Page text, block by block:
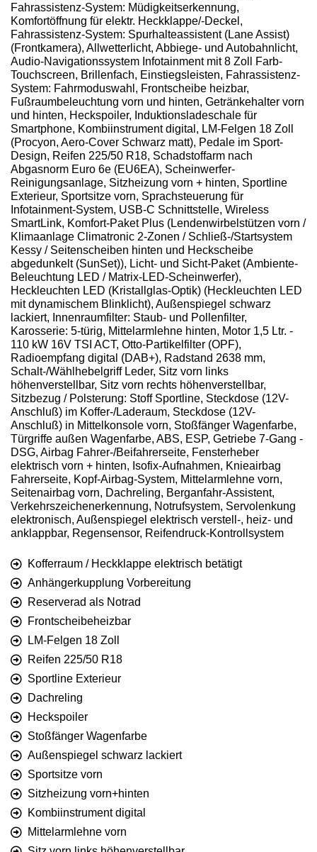
Fahrassistenz-System: Müdigkeitserkennung,
Komfortöffnung für elektr. Heckklappe/-Deckel,
Fahrassistenz-System: Spurhalteassistent (Lane Assist)
(Frontkamera), Allwetterlicht, Abbiege- und Autobahnlicht,
Audio-Navigationssystem Infotainment mit 8 Zoll Farb-
Touchscreen, Brillenfach, Einstiegsleisten, Fahrassistenz-
System: Fahrmoduswahl, Frontscheibe heizbar,
Fußraumbeleuchtung vorn und hinten, Getränkehalter vorn
und hinten, Heckspoiler, Induktionsladeschale für
Smartphone, Kombiinstrument digital, LM-Felgen 18 Zoll
(Procyon, Aero-Cover Schwarz matt), Pedale im Sport-
Design, Reifen 225/50 R18, Schadstoffarm nach
Abgasnorm Euro 6e (EU6EA), Scheinwerfer-
Reinigungsanlage, Sitzheizung vorn + hinten, Sportline
Exterieur, Sportsitze vorn, Sprachsteuerung für
Infotainment-System, USB-C Schnittstelle, Wireless
SmartLink, Komfort-Paket Plus (Lendenwirbelstützen vorn /
Klimaanlage Climatronic 2-Zonen / Schließ-/Startsystem
Kessy / Seitenscheiben hinten und Heckscheibe
abgedunkelt (SunSet)), Licht- und Sicht-Paket (Ambiente-
Beleuchtung LED / Matrix-LED-Scheinwerfer),
Heckleuchten LED (Kristallglas-Optik) (Heckleuchten LED
mit dynamischem Blinklicht), Außenspiegel schwarz
lackiert, Innenraumfilter: Staub- und Pollenfilter,
Karosserie: 5-türig, Mittelarmlehne hinten, Motor 1,5 Ltr. -
110 kW 16V TSI ACT, Otto-Partikelfilter (OPF),
Radioempfang digital (DAB+), Radstand 2638 mm,
Schalt-/Wählhebelgriff Leder, Sitz vorn links
höhenverstellbar, Sitz vorn rechts höhenverstellbar,
Sitzbezug / Polsterung: Stoff Sportline, Steckdose (12V-
Anschluß) im Koffer-/Laderaum, Steckdose (12V-
Anschluß) in Mittelkonsole vorn, Stoßfänger Wagenfarbe,
Türgriffe außen Wagenfarbe, ABS, ESP, Getriebe 7-Gang -
DSG, Airbag Fahrer-/Beifahrerseite, Fensterheber
elektrisch vorn + hinten, Isofix-Aufnahmen, Knieairbag
Fahrerseite, Kopf-Airbag-System, Mittelarmlehne vorn,
Seitenairbag vorn, Dachreling, Berganfahr-Assistent,
Verkehrszeichenerkennung, Notrufsystem, Servolenkung
elektronisch, Außenspiegel elektrisch verstell-, heiz- und
anklappbar, Regensensor, Reifendruck-Kontrollsystem
Kofferraum / Heckklappe elektrisch betätigt
Anhängerkupplung Vorbereitung
Reserverad als Notrad
Frontscheibeheizbar
LM-Felgen 18 Zoll
Reifen 225/50 R18
Sportline Exterieur
Dachreling
Heckspoiler
Stoßfänger Wagenfarbe
Außenspiegel schwarz lackiert
Sportsitze vorn
Sitzheizung vorn+hinten
Kombiinstrument digital
Mittelarmlehne vorn